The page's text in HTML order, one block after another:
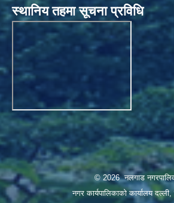
स्थानिय तहमा सूचना प्रविधि
© 2026 नलगाड
नगर कार्यपालिकाको कार्यालय